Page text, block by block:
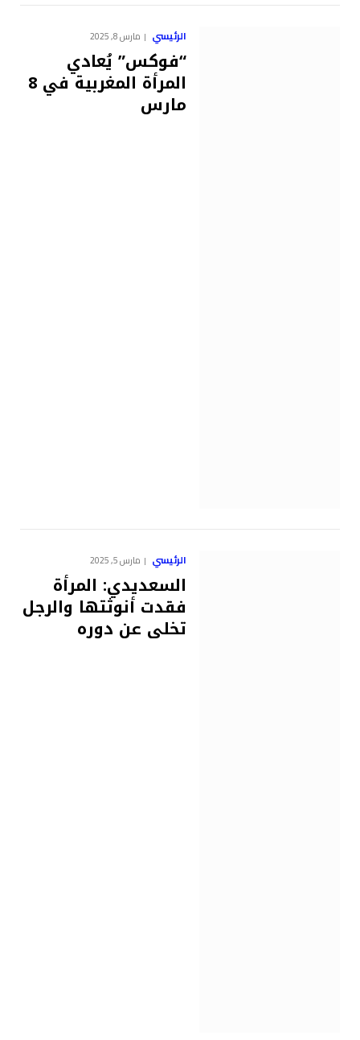
الرئيسي مارس 8, 2025
“فوكس” يُعادي
المرأة المغربية في 8
مارس
الرئيسي مارس 5, 2025
السعديدي: المرأة
فقدت أنوثتها والرجل
تخلى عن دوره